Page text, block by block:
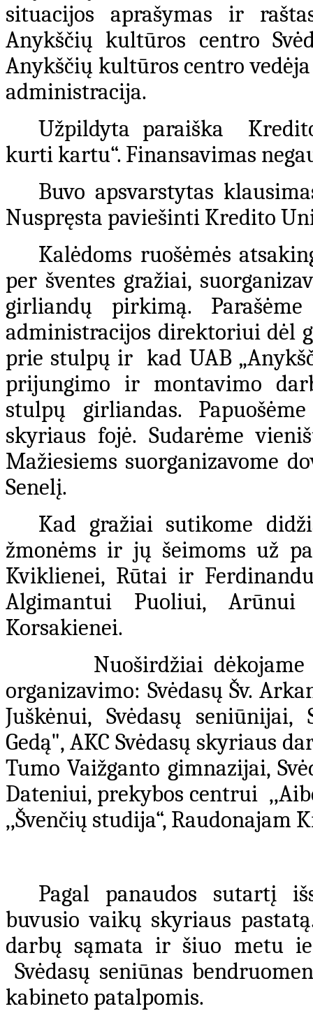
situacijos aprašymas ir
Anykščių kultūros centro
Anykščių kultūros centro
administracija.
Užpildyta paraiška
kurti kartu“. Finansavimas
Buvo apsvarstytas
Nuspręsta paviešinti Kredito
Kalėdoms ruošėmės
per šventes gražiai,
girliandų pirkimą.
administracijos direktoriui dėl
prie stulpų ir kad UAB
prijungimo ir montavimo
stulpų girliandas.
skyriaus fojė. Sudarėme
Mažiesiems suorganizavome
Senelį.
Kad gražiai sutikome
žmonėms ir jų šeimoms už
Kviklienei, Rūtai ir
Algimantui Puoliui, Arūnui
Korsakienei.
Nuoširdžiai dėkojame
organizavimo: Svėdasų Šv.
Juškėnui, Svėdasų seniūnijai,
Gedą", AKC Svėdasų skyriaus
Tumo Vaižganto gimnazijai,
Dateniui, prekybos centrui
,,Švenčių studija“, Raudonajam
Pagal panaudos sutartį
buvusio vaikų skyriaus
darbų sąmata ir šiuo metu
Svėdasų seniūnas
kabineto patalpomis.